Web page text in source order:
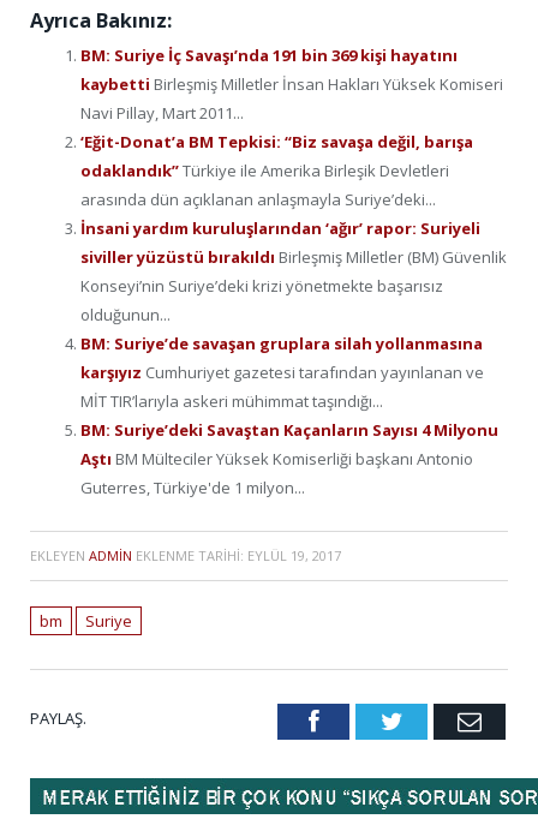
Ayrıca Bakınız:
BM: Suriye İç Savaşı’nda 191 bin 369 kişi hayatını
kaybetti Birleşmiş Milletler İnsan Hakları Yüksek Komiseri
Navi Pillay, Mart 2011...
‘Eğit-Donat’a BM Tepkisi: “Biz savaşa değil, barışa
odaklandık”Türkiye ile Amerika Birleşik Devletleri
arasında dün açıklanan anlaşmayla Suriye’deki...
İnsani yardım kuruluşlarından ‘ağır’ rapor: Suriyeli
siviller yüzüstü bırakıldı Birleşmiş Milletler (BM) Güvenlik
Konseyi’nin Suriye’deki krizi yönetmekte başarısız
olduğunun...
BM: Suriye’de savaşan gruplara silah yollanmasına
karşıyız Cumhuriyet gazetesi tarafından yayınlanan ve
MİT TIR’larıyla askeri mühimmat taşındığı...
BM: Suriye’deki Savaştan Kaçanların Sayısı 4 Milyonu
Aştı BM Mülteciler Yüksek Komiserliği başkanı Antonio
Guterres, Türkiye'de 1 milyon...
EKLEYEN ADMIN EKLENME TARIHI: EYLÜL 19, 2017
bm Suriye
PAYLAŞ. FacebookTwitter Email